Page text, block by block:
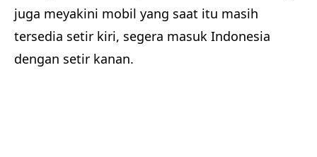
juga meyakini mobil yang saat itu masih
tersedia setir kiri, segera masuk Indonesia
dengan setir kanan.